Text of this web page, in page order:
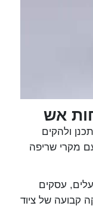
אש
ולהקים
מקרי שריפה
עסקים
קבועה של ציוד